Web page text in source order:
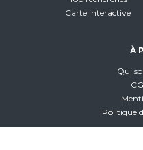
Carte interactive
À
Qui
Politique